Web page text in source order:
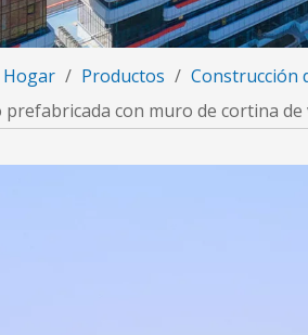
Hogar / Productos / Construcción
con muro de cortina de